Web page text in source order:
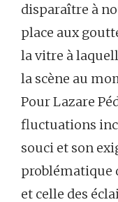
disparaître à
place aux
la vitre à
la scène au
Pour Lazare
fluctuations
souci et son
problématique
et celle des